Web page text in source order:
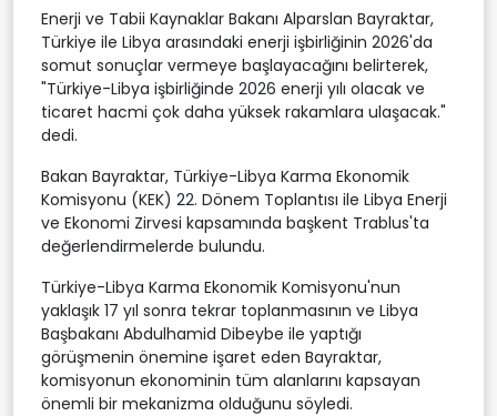
Enerji ve Tabii Kaynaklar Bakanı Alparslan Bayraktar,
Türkiye ile Libya arasındaki enerji işbirliğinin 2026'da
somut sonuçlar vermeye başlayacağını belirterek,
"Türkiye-Libya işbirliğinde 2026 enerji yılı olacak ve
ticaret hacmi çok daha yüksek rakamlara ulaşacak."
dedi.
Bakan Bayraktar, Türkiye-Libya Karma Ekonomik
Komisyonu (KEK) 22. Dönem Toplantısı ile Libya Enerji
ve Ekonomi Zirvesi kapsamında başkent Trablus'ta
değerlendirmelerde bulundu.
Türkiye-Libya Karma Ekonomik Komisyonu'nun
yaklaşık 17 yıl sonra tekrar toplanmasının ve Libya
Başbakanı Abdulhamid Dibeybe ile yaptığı
görüşmenin önemine işaret eden Bayraktar,
komisyonun ekonominin tüm alanlarını kapsayan
önemli bir mekanizma olduğunu söyledi.